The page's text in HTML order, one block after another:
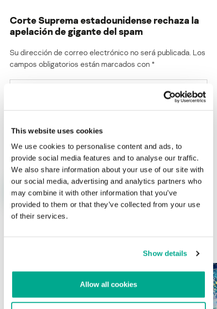
This website uses cookies
We use cookies to personalise content and ads, to
provide social media features and to analyse our traffic.
We also share information about your use of our site with
our social media, advertising and analytics partners who
may combine it with other information that you’ve
provided to them or that they’ve collected from your use
of their services.
Show details
Allow all cookies
Corte Suprema estadounidense rechaza la
apelación de gigante del spam
Su dirección de correo electrónico no será publicada. Los
campos obligatorios están marcados con *
ÚLTIMAS PUBLICACIONES